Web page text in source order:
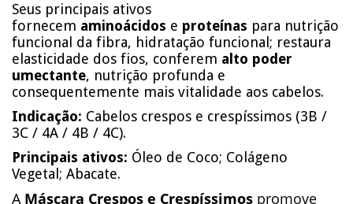
Seus principais ativos
fornecem aminoácidos e proteínas para nutrição
funcional da fibra, hidratação funcional; restaura
elasticidade dos fios, conferem alto poder
umectante, nutrição profunda e
consequentemente mais vitalidade aos cabelos.
Indicação: Cabelos crespos e crespíssimos (3B /
3C / 4A / 4B / 4C).
Principais ativos: Óleo de Coco; Colágeno
Vegetal; Abacate.
A Máscara Crespos e Crespíssimos promove